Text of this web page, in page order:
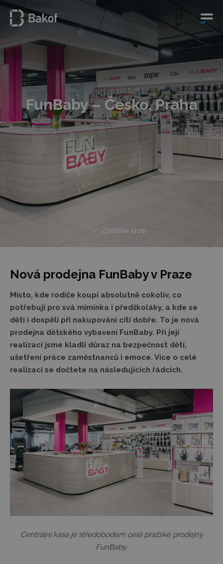
FunBaby – Česko, Praha
Zjistěte více
Nová prodejna FunBaby v Praze
Místo, kde rodiče koupí absolutně cokoliv, co
potřebují pro svá miminka i předškoláky, a kde se
děti i dospělí při nakupování cítí dobře. To je nová
prodejna dětského vybavení FunBaby. Při její
realizaci jsme kladli důraz na bezpečnost dětí,
ušetření práce zaměstnanců i emoce. Více o celé
realizaci se dočtete na následujících řádcích.
Centrální kasa je středobodem celé pražské prodejny
FunBaby.